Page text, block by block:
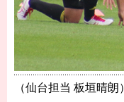
（仙台担当 板垣晴朗）